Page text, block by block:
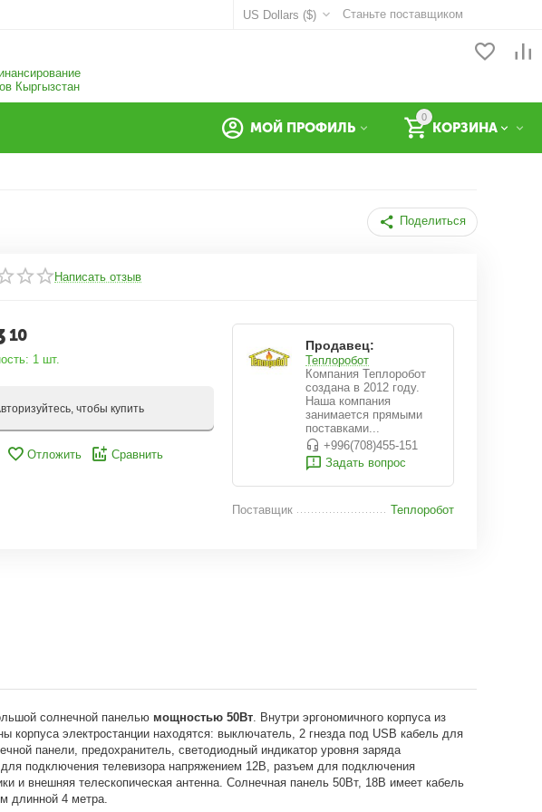
Станьте поставщиком
US Dollars ($)
Кыргызстан
0
КОРЗИНА
МОЙ ПРОФИЛЬ
Поделиться
Написать отзыв
10
1 шт.
чтобы купить
Отложить Сравнить
Продавец:
Теплоробот
Компания Теплоробот
создана в 2012 году.
Наша компания
занимается прямыми
поставками...
+996(708)455-151
Задать вопрос
Поставщик Теплоробот
солнечной панелью мощностью 50Вт. Внутри эргономичного корпуса из
корпуса электростанции находятся: выключатель, 2 гнезда под USB кабель для
панели, предохранитель, светодиодный индикатор уровня заряда
подключения телевизора напряжением 12В, разъем для подключения
и внешняя телескопическая антенна. Солнечная панель 50Вт, 18В имеет кабель
длинной 4 метра.